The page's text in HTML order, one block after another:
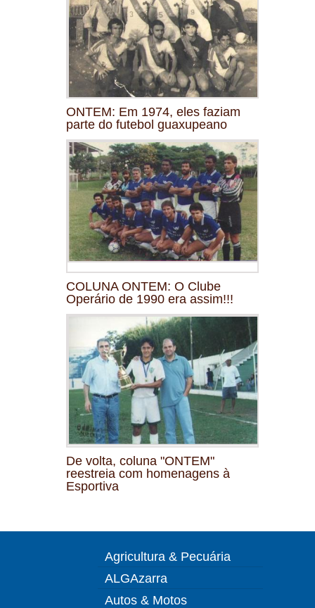
ONTEM: Em 1974, eles faziam
parte do futebol guaxupeano
COLUNA ONTEM: O Clube
Operário de 1990 era assim!!!
De volta, coluna "ONTEM"
reestreia com homenagens à
Esportiva
Agricultura & Pecuária
ALGAzarra
Autos & Motos